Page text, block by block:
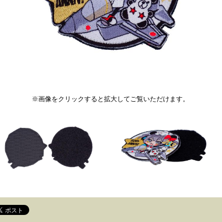
※画像をクリックすると拡大してご覧いただけます。